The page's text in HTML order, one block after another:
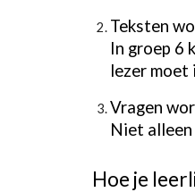
Teksten
In groep 6
lezer moet
Vragen
Niet alleen
Hoe je